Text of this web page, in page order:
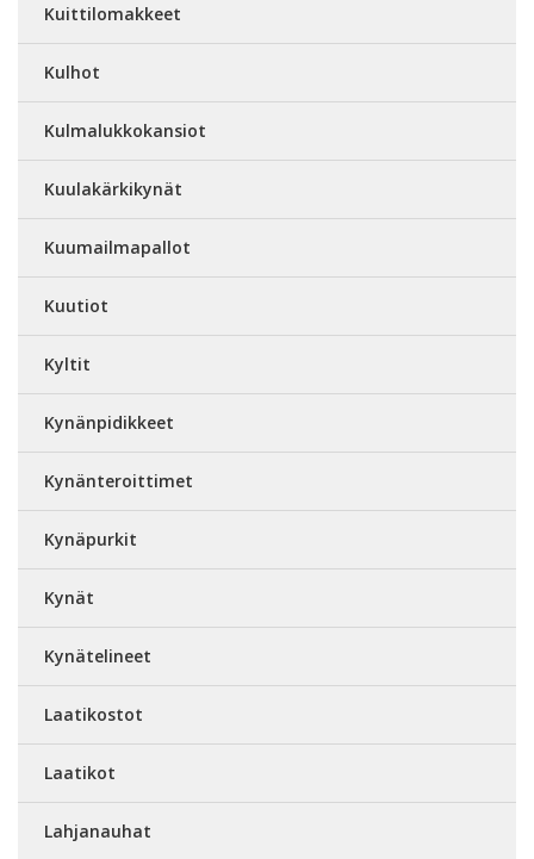
Kuittilomakkeet
Kulhot
Kulmalukkokansiot
Kuulakärkikynät
Kuumailmapallot
Kuutiot
Kyltit
Kynänpidikkeet
Kynänteroittimet
Kynäpurkit
Kynät
Kynätelineet
Laatikostot
Laatikot
Lahjanauhat